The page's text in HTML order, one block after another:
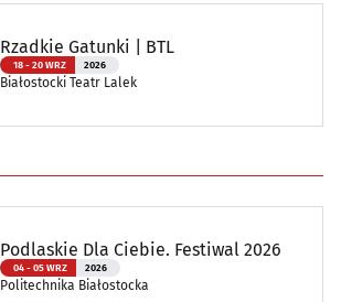
Rzadkie Gatunki | BTL
18 - 20 WRZ 2026
Białostocki Teatr Lalek
Podlaskie Dla Ciebie. Festiwal 2026
04 - 05 WRZ 2026
Politechnika Białostocka